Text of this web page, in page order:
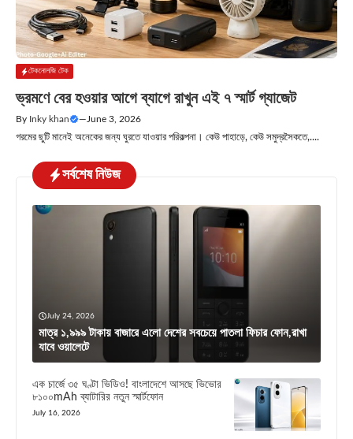
টেকনোলজি টেক
ভ্রমণে বের হওয়ার আগে ব্যাগে রাখুন এই ৭ স্মার্ট গ্যাজেট
By Inky khan — June 3, 2026
গরমের ছুটি মানেই অনেকের জন্য ঘুরতে যাওয়ার পরিকল্পনা। কেউ পাহাড়ে, কেউ সমুদ্রসৈকতে,....
সর্বশেষ নিউজ
July 24, 2026
মাত্র ১,৯৯৯ টাকায় বাজারে এলো দেশের সবচেয়ে পাতলা ফিচার ফোন,রাখা
যাবে ওয়ালেটে
এক চার্জে ৩৫ ঘণ্টা ভিডিও! বাংলাদেশে আসছে ভিভোর
৮১০০mAh ব্যাটারির নতুন স্মার্টফোন
July 16, 2026